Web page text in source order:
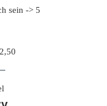
sein -> 5